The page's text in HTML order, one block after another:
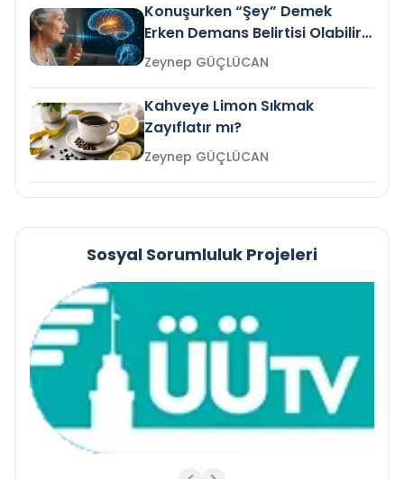
Konuşurken “Şey” Demek
Erken Demans Belirtisi Olabilir
mi?
Zeynep GÜÇLÜCAN
Kahveye Limon Sıkmak
Zayıflatır mı?
Zeynep GÜÇLÜCAN
Sosyal Sorumluluk Projeleri